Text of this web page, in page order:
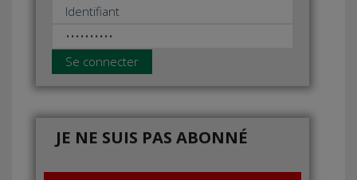
Se connecter
JE NE SUIS PAS ABONNÉ